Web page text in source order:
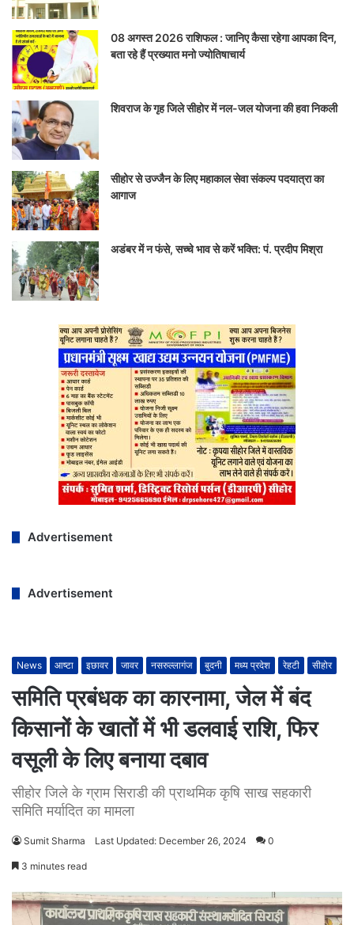
08 अगस्त 2026 राशिफल : जानिए कैसा रहेगा आपका दिन,
बता रहे हैं प्रख्यात मनो ज्योतिषाचार्य
शिवराज के गृह जिले सीहोर में नल-जल योजना की हवा निकली
सीहोर से उज्जैन के लिए महाकाल सेवा संकल्प पदयात्रा का
आगाज
अडंबर में न फंसे, सच्चे भाव से करें भक्ति: पं. प्रदीप मिश्रा
Advertisement
Advertisement